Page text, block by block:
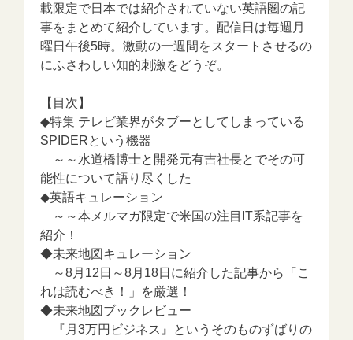
載限定で日本では紹介されていない英語圏の記
事をまとめて紹介しています。配信日は毎週月
曜日午後5時。激動の一週間をスタートさせるの
にふさわしい知的刺激をどうぞ。
【目次】
◆特集 テレビ業界がタブーとしてしまっている
SPIDERという機器
～～水道橋博士と開発元有吉社長とでその可
能性について語り尽くした
◆英語キュレーション
～～本メルマガ限定で米国の注目IT系記事を
紹介！
◆未来地図キュレーション
～8月12日～8月18日に紹介した記事から「こ
れは読むべき！」を厳選！
◆未来地図ブックレビュー
『月3万円ビジネス』というそのものずばりの